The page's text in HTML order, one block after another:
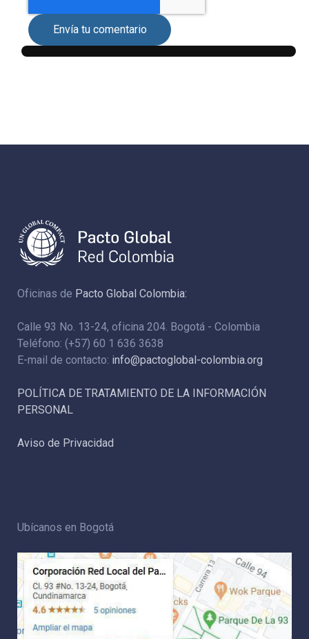
Envía tu comentario
Oficinas de Pacto Global Colombia:
Calle 93 No. 13-24, oficina 204. Bogotá - Colombia
Teléfono: (+57) 60 1 636 3638
E-mail de contacto: info@pactoglobal-colombia.org
POLÍTICA DE TRATAMIENTO DE LA INFORMACIÓN
PERSONAL
Aviso de Privacidad
Ubícanos en Bogotá